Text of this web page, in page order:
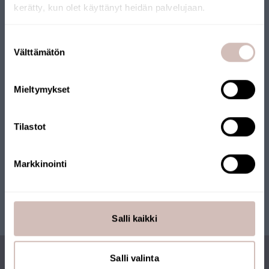
kerätty, kun olet käyttänyt heidän palvelujaan.
valinta
Välttämätön
Mieltymykset
Tilastot
Markkinointi
Salli kaikki
Salli valinta